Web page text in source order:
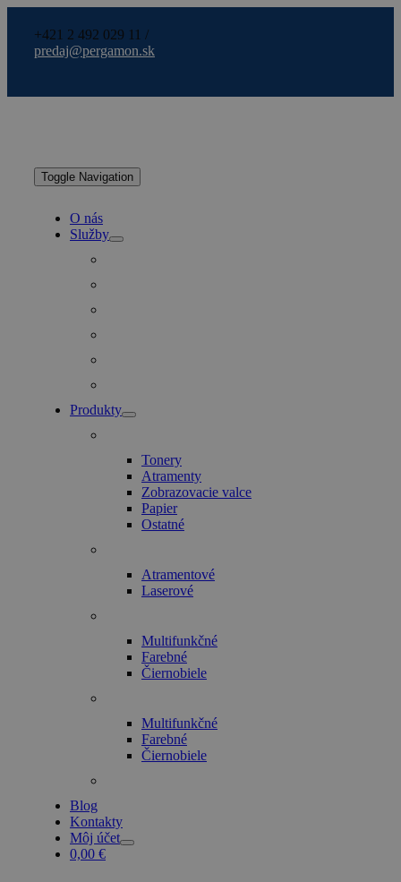
+421 2 492 029 11 /
predaj@pergamon.sk
Toggle Navigation
O nás
Služby
Produkty
Tonery
Atramenty
Zobrazovacie valce
Papier
Ostatné
Atramentové
Laserové
Multifunkčné
Farebné
Čiernobiele
Multifunkčné
Farebné
Čiernobiele
Blog
Kontakty
Môj účet
0,00 €